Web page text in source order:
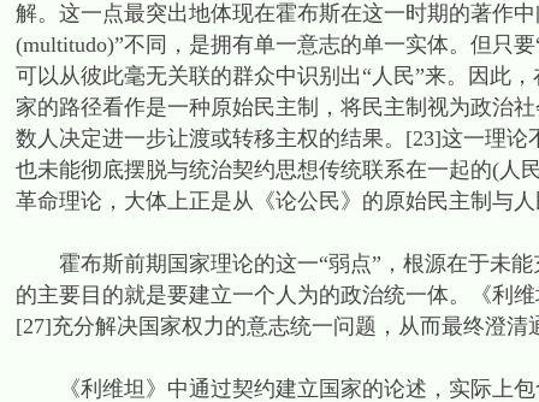
解。这一点最突出地体现在霍布斯在这一时期的著作
(multitudo)”不同，是拥有单一意志的单一实体。但
可以从彼此毫无关联的群众中识别出“人民”来。因此
家的路径看作是一种原始民主制，将民主制视为政治
数人决定进一步让渡或转移主权的结果。[23]这一理
也未能彻底摆脱与统治契约思想传统联系在一起的(人
革命理论，大体上正是从《论公民》的原始民主制与
霍布斯前期国家理论的这一“弱点”，根源在于未能
的主要目的就是要建立一个人为的政治统一体。《利
[27]充分解决国家权力的意志统一问题，从而最终澄
《利维坦》中通过契约建立国家的论述，实际上包